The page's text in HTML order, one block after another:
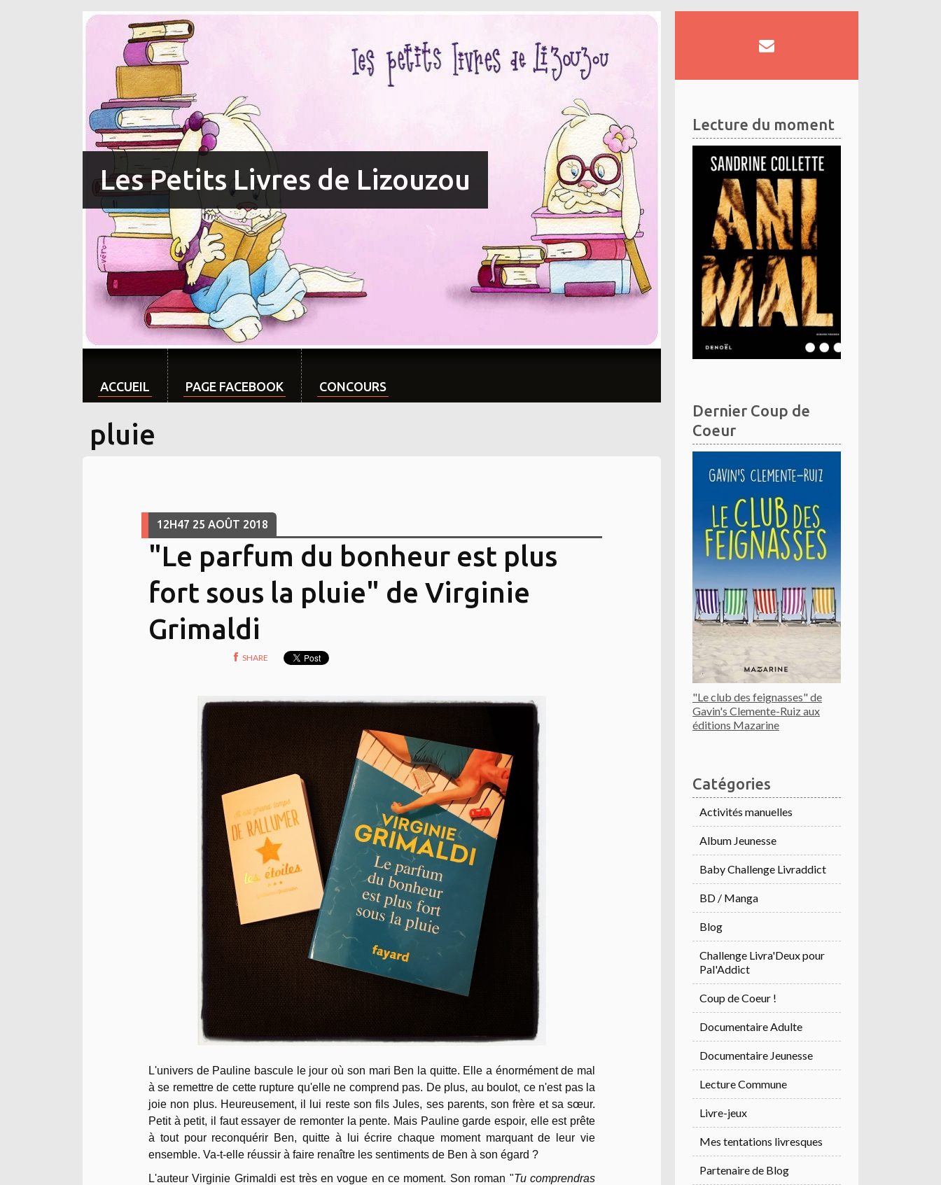
Les Petits Livres de Lizouzou
ACCUEIL PAGE FACEBOOK CONCOURS
pluie
12H47 25 AOÛT 2018
"Le parfum du bonheur est plus
fort sous la pluie" de Virginie
Grimaldi
SHARE
L'univers de Pauline bascule le jour où son mari Ben la quitte. Elle a énormément de mal
à se remettre de cette rupture qu'elle ne comprend pas. De plus, au boulot, ce n'est pas la
joie non plus. Heureusement, il lui reste son fils Jules, ses parents, son frère et sa sœur.
Petit à petit, il faut essayer de remonter la pente. Mais Pauline garde espoir, elle est prête
à tout pour reconquérir Ben, quitte à lui écrire chaque moment marquant de leur vie
ensemble. Va-t-elle réussir à faire renaître les sentiments de Ben à son égard ?
L'auteur Virginie Grimaldi est très en vogue en ce moment. Son roman "Tu comprendras
Lecture du moment
Dernier Coup de
Coeur
"Le club des feignasses" de
Gavin's Clemente-Ruiz aux
éditions Mazarine
Catégories
Activités manuelles
Album Jeunesse
Baby Challenge Livraddict
BD / Manga
Blog
Challenge Livra'Deux pour
Pal'Addict
Coup de Coeur !
Documentaire Adulte
Documentaire Jeunesse
Lecture Commune
Livre-jeux
Mes tentations livresques
Partenaire de Blog